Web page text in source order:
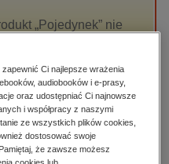
informatyka
„Pojedynek” nie
Ci najlepsze wrażenia
audiobooków i e-prasy,
oraz udostępniać Ci najnowsze
i współpracy z naszymi
ze wszystkich plików cookies,
dostosować swoje
że zawsze możesz